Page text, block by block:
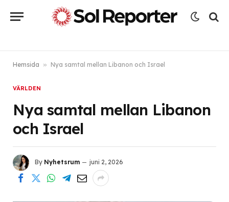
Hemsida » Nya samtal mellan Libanon och Israel
VÄRLDEN
Nya samtal mellan Libanon
och Israel
By Nyhetsrum juni 2, 2026